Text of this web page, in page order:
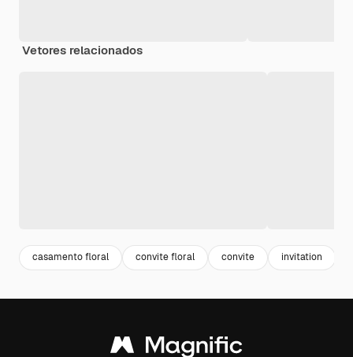
Vetores relacionados
casamento floral convite floral convite invitation